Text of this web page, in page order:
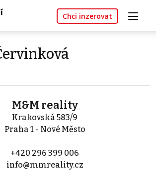
Chci inzerovat
M&M reality
Krakovská 583/9
Praha 1 - Nové Město
+420 296 399 006
info@mmreality.cz